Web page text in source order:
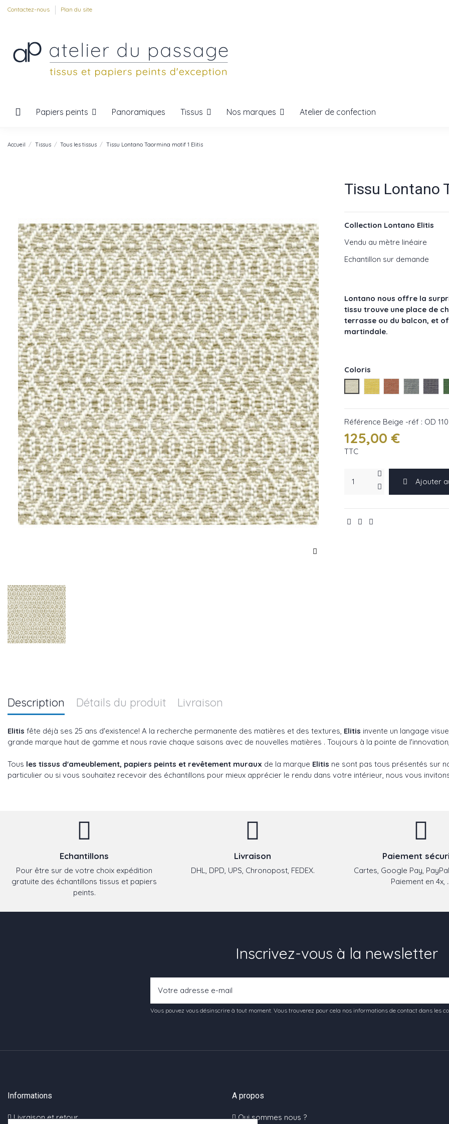
Contactez-nous Plan du site
Papiers peints Panoramiques Tissus Nos marques Atelier de confection
Accueil Tissus Tous les tissus Tissu Lontano Taormina motif 1 Elitis
Tissu Lontano
Collection Lontano Elitis
Vendu au mètre linéaire
Echantillon sur demande
Lontano nous offre la
tissu trouve une place de
terrasse ou du balcon, et
martindale.
Coloris
Beige - réf : OD 110 01
Doré - réf : OD 110 22
Rouge - réf : OD
Bleu - réf :
Référence Beige -réf : OD 110
125,00 €
TTC
Ajouter
Description Détails du produit Livraison
Elitis fête déjà ses 25 ans d'existence! A la recherche permanente des matières et des textures, Elitis invente un langage
grande marque haut de gamme et nous ravie chaque saisons avec de nouvelles matières . Toujours à la pointe de
Tous les tissus d'ameublement, papiers peints et revêtement muraux de la marque Elitis ne sont pas tous présentés sur
particulier ou si vous souhaitez recevoir des échantillons pour mieux apprécier le rendu dans votre intérieur, nous vous
Echantillons
Pour être sur de votre choix expédition
gratuite des échantillons tissus et papiers
peints.
Livraison
DHL, DPD, UPS, Chronopost, FEDEX.
Paiement
Cartes, Google Pay,
Paiement en 4x,
Inscrivez-vous à la newsletter
Vous pouvez vous désinscrire à tout moment. Vous trouverez pour cela nos informations de contact dans les
Informations
Livraison et retour
A propos
Qui sommes nous ?